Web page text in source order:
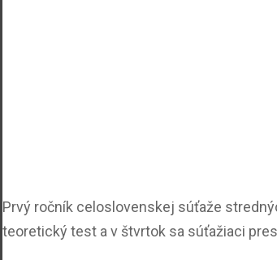
Prvý ročník celoslovenskej súťaže
teoretický test a v štvrtok sa súťažiaci